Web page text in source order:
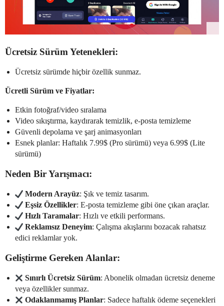
Ücretsiz Sürüm Yetenekleri:
Ücretsiz sürümde hiçbir özellik sunmaz.
Ücretli Sürüm ve Fiyatlar:
Etkin fotoğraf/video sıralama
Video sıkıştırma, kaydırarak temizlik, e-posta temizleme
Güvenli depolama ve şarj animasyonları
Esnek planlar: Haftalık 7.99$ (Pro sürümü) veya 6.99$ (Lite
sürümü)
Neden Bir Yarışmacı:
Modern Arayüz: Şık ve temiz tasarım.
Eşsiz Özellikler: E-posta temizleme gibi öne çıkan araçlar.
Hızlı Taramalar: Hızlı ve etkili performans.
Reklamsız Deneyim: Çalışma akışlarını bozacak rahatsız
edici reklamlar yok.
Geliştirme Gereken Alanlar:
Sınırlı Ücretsiz Sürüm: Abonelik olmadan ücretsiz deneme
veya özellikler sunmaz.
Odaklanmamış Planlar: Sadece haftalık ödeme seçenekleri